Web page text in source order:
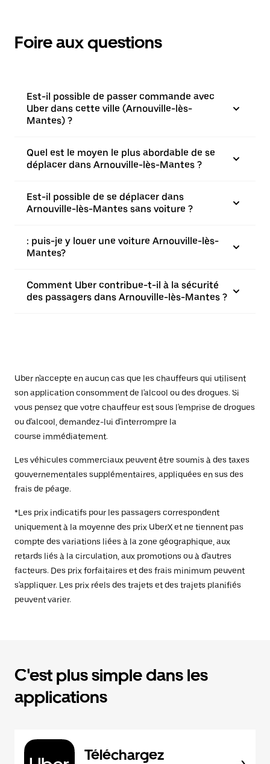
Foire aux questions
Est-il possible de passer commande avec
Uber dans cette ville (Arnouville-lès-
Mantes) ?
Quel est le moyen le plus abordable de se
déplacer dans Arnouville-lès-Mantes ?
Est-il possible de se déplacer dans
Arnouville-lès-Mantes sans voiture ?
: puis-je y louer une voiture Arnouville-lès-
Mantes?
Comment Uber contribue-t-il à la sécurité
des passagers dans Arnouville-lès-Mantes ?
Uber n'accepte en aucun cas que les chauffeurs qui utilisent
son application consomment de l'alcool ou des drogues. Si
vous pensez que votre chauffeur est sous l'emprise de drogues
ou d'alcool, demandez-lui d'interrompre la
course immédiatement.
Les véhicules commerciaux peuvent être soumis à des taxes
gouvernementales supplémentaires, appliquées en sus des
frais de péage.
*Les prix indicatifs pour les passagers correspondent
uniquement à la moyenne des prix UberX et ne tiennent pas
compte des variations liées à la zone géographique, aux
retards liés à la circulation, aux promotions ou à d'autres
facteurs. Des prix forfaitaires et des frais minimum peuvent
s'appliquer. Les prix réels des trajets et des trajets planifiés
peuvent varier.
C'est plus simple dans les
applications
Téléchargez